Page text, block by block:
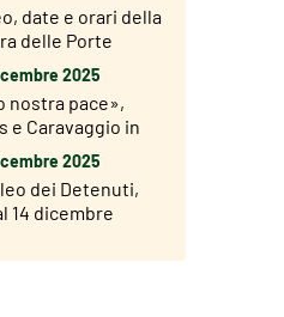
date e orari della
delle Porte
2025
nostra pace»,
e Caravaggio in
Roma dal 18
2025
dei Detenuti,
14 dicembre